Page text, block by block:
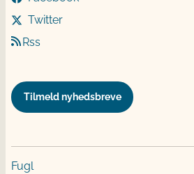
Twitter
Rss
Tilmeld nyhedsbreve
Fugl